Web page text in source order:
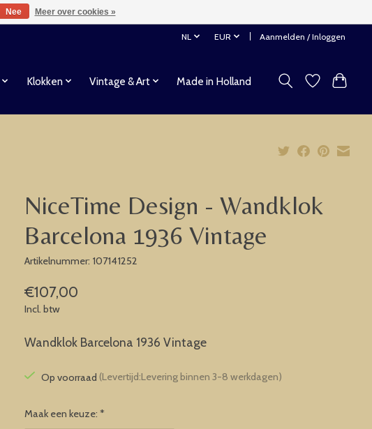
NL EUR Aanmelden / Inloggen
Klokken Vintage & Art Made in Holland
NiceTime Design - Wandklok
Barcelona 1936 Vintage
Artikelnummer: 107141252
€107,00
Incl. btw
Wandklok Barcelona 1936 Vintage
Op voorraad (Levertijd:Levering binnen 3-8 werkdagen)
Maak een keuze: *
Nee Meer over cookies »